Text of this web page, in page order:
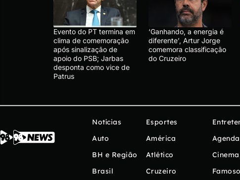
Evento do PT termina em
clima de comemoração
após sinalização de
apoio do PSB; Jarbas
desponta como vice de
Patrus
‘Ganhando, a energia é
diferente’, Artur Jorge
comemora classificação
do Cruzeiro
Notícias
Auto
BH e Região
Brasil
Esportes
América
Atlético
Cruzeiro
Agenda